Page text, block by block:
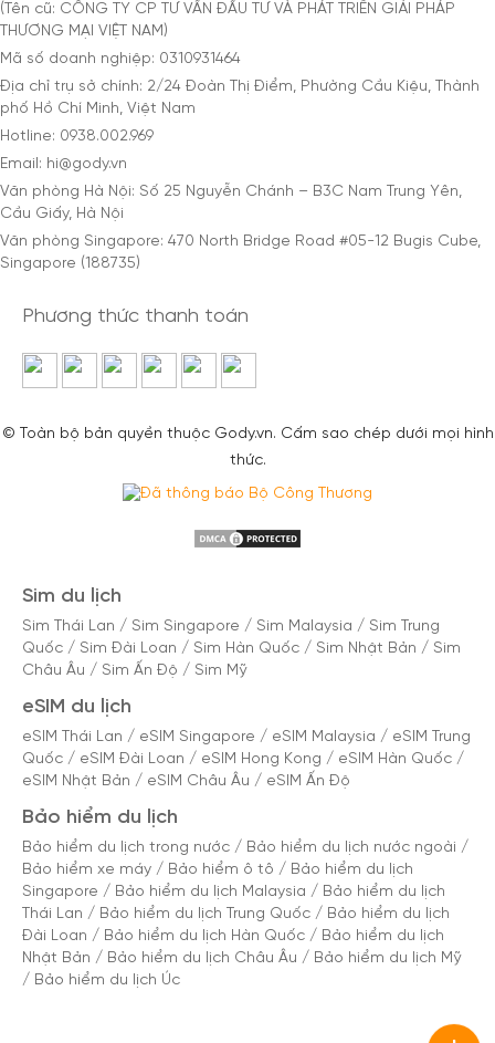
(Tên cũ: CÔNG TY CP TƯ VẤN ĐẦU TƯ VÀ PHÁT TRIỂN GIẢI PHÁP
THƯƠNG MẠI VIỆT NAM)
Mã số doanh nghiệp: 0310931464
Địa chỉ trụ sở chính: 2/24 Đoàn Thị Điểm, Phường Cầu Kiệu, Thành
phố Hồ Chí Minh, Việt Nam
Hotline: 0938.002.969
Email: hi@gody.vn
Văn phòng Hà Nội: Số 25 Nguyễn Chánh – B3C Nam Trung Yên,
Cầu Giấy, Hà Nội
Văn phòng Singapore: 470 North Bridge Road #05-12 Bugis Cube,
Singapore (188735)
Phương thức thanh toán
© Toàn bộ bản quyền thuộc Gody.vn. Cấm sao chép dưới mọi hình
thức.
Sim du lịch
Sim Thái Lan / Sim Singapore / Sim Malaysia / Sim Trung
Quốc / Sim Đài Loan / Sim Hàn Quốc / Sim Nhật Bản / Sim
Châu Âu / Sim Ấn Độ / Sim Mỹ
eSIM du lịch
eSIM Thái Lan / eSIM Singapore / eSIM Malaysia / eSIM Trung
Quốc / eSIM Đài Loan / eSIM Hong Kong / eSIM Hàn Quốc /
eSIM Nhật Bản / eSIM Châu Âu / eSIM Ấn Độ
Bảo hiểm du lịch
Bảo hiểm du lịch trong nước / Bảo hiểm du lịch nước ngoài /
Bảo hiểm xe máy / Bảo hiểm ô tô / Bảo hiểm du lịch
Singapore / Bảo hiểm du lịch Malaysia / Bảo hiểm du lịch
Thái Lan / Bảo hiểm du lịch Trung Quốc / Bảo hiểm du lịch
Đài Loan / Bảo hiểm du lịch Hàn Quốc / Bảo hiểm du lịch
Nhật Bản / Bảo hiểm du lịch Châu Âu / Bảo hiểm du lịch Mỹ
/ Bảo hiểm du lịch Úc